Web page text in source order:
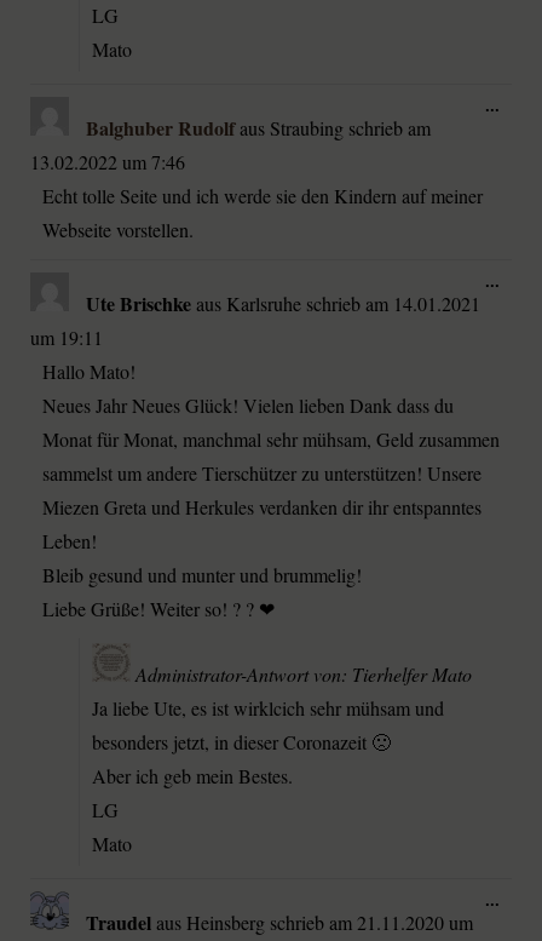
LG
Mato
Balghuber Rudolf aus Straubing schrieb am
13.02.2022 um 7:46
Echt tolle Seite und ich werde sie den Kindern auf meiner
Webseite vorstellen.
...
Ute Brischke aus Karlsruhe schrieb am 14.01.2021
um 19:11
Hallo Mato!
Neues Jahr Neues Glück! Vielen lieben Dank dass du
Monat für Monat, manchmal sehr mühsam, Geld zusammen
sammelst um andere Tierschützer zu unterstützen! Unsere
Miezen Greta und Herkules verdanken dir ihr entspanntes
Leben!
Bleib gesund und munter und brummelig!
Liebe Grüße! Weiter so! ? ? ❤
Administrator-Antwort von: Tierhelfer Mato
Ja liebe Ute, es ist wirklcich sehr mühsam und
besonders jetzt, in dieser Coronazeit 🙁
Aber ich geb mein Bestes.
LG
Mato
...
Traudel aus Heinsberg schrieb am 21.11.2020um
...